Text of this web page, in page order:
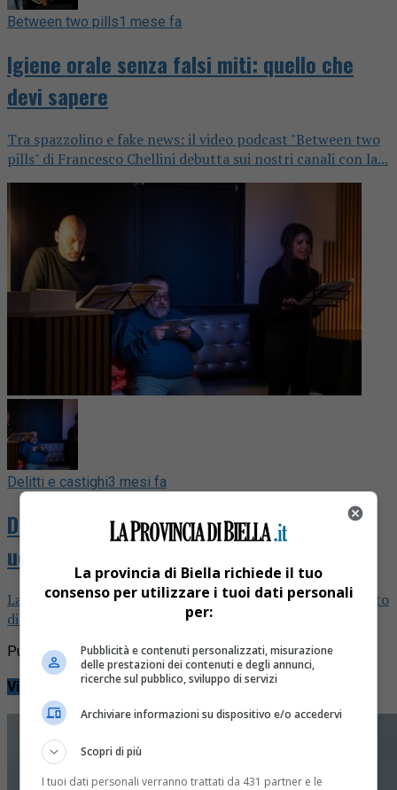
Between two pills1 mese fa
Igiene orale senza falsi miti: quello che
devi sapere
Tra spazzolino e fake news: il video podcast "Between two
pills" di Francesco Chellini debutta sui nostri canali con la...
Delitti e castighi3 mesi fa
Delitti e Castighi – La notte in cui fu
ucciso Augusto Festa Bianchet
La puntata speciale live dedicata all'omicidio del senzatetto
di Biella
Pubblicità
Video
La provincia di Biella richiede il tuo
consenso per utilizzare i tuoi dati personali
per:
Pubblicità e contenuti personalizzati, misurazione
delle prestazioni dei contenuti e degli annunci,
ricerche sul pubblico, sviluppo di servizi
Archiviare informazioni su dispositivo e/o accedervi
Scopri di più
I tuoi dati personali verranno trattati da 431 partner e le